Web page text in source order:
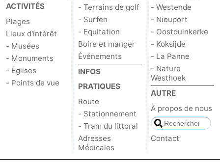
ACTIVITÉS
Plages
Lieux d'intérêt
- Musées
- Monuments
- Églises
- Points de vue
- Terrains de golf
- Surfen
- Equitation
Boire et manger
Événements
INFOS
PRATIQUES
Route
- Stationnement
- Tram du littoral
Adresses
Médicales
- Westende
- Nieuport
- Oostduinkerke
- Koksijde
- La Panne
- Nature
Westhoek
AUTRE
À propos de nous
Contact